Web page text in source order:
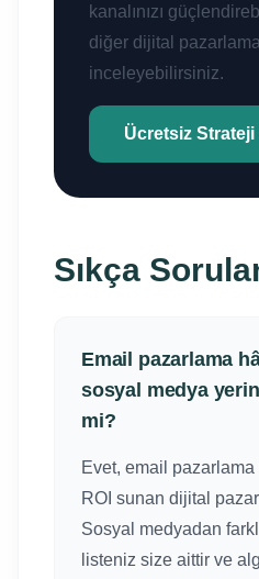
kanalınızı
diğer dijital
inceleyebilirsiniz.
Ücretsiz
Sıkça
Email pazarlama
sosyal medya
mi?
Evet, email
ROI sunan dijital
Sosyal medyadan
listeniz size aittir ve